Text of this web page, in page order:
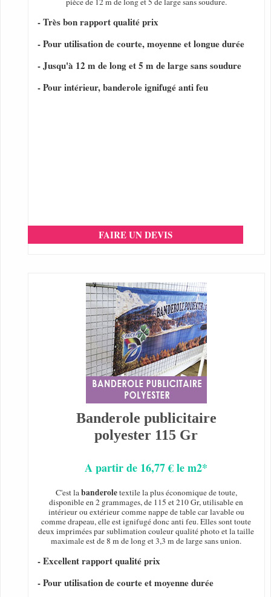
- Très bon rapport qualité prix
- Pour utilisation de courte, moyenne et longue durée
- Jusqu'à 12 m de long et 5 m de large sans soudure
- Pour intérieur, banderole ignifugé anti feu
FAIRE UN DEVIS
Banderole publicitaire
polyester 115 Gr
A partir de 16,77 € le m2*
C'est labanderoletextile la plus économique de toute,
disponible en 2 grammages, de 115 et 210 Gr, utilisable en
intérieur ou extérieur comme nappe de table car lavable ou
comme drapeau, elle est ignifugé donc anti feu. Elles sont toute
deux imprimées par sublimation couleur qualité photo et la taille
maximale est de 8 m de long et 3,3 m de large sans union.
- Excellent rapport qualité prix
- Pour utilisation de courte et moyenne durée